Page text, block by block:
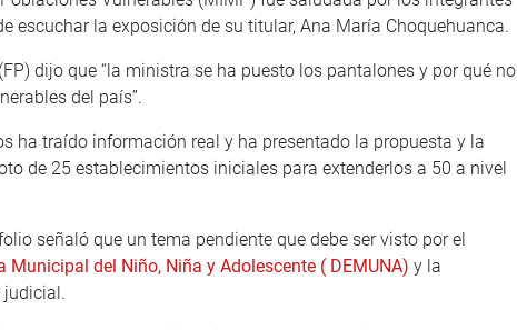
escuchar la exposición de su titular, Ana María Choquehuanca.
dijo que “la ministra se ha puesto los pantalones y por qué no
del país”.
ha traído información real y ha presentado la propuesta y la
de 25 establecimientos iniciales para extenderlos a 50 a nivel
señaló que un tema pendiente que debe ser visto por el
Municipal del Niño, Niña y Adolescente ( DEMUNA) y la
judicial.